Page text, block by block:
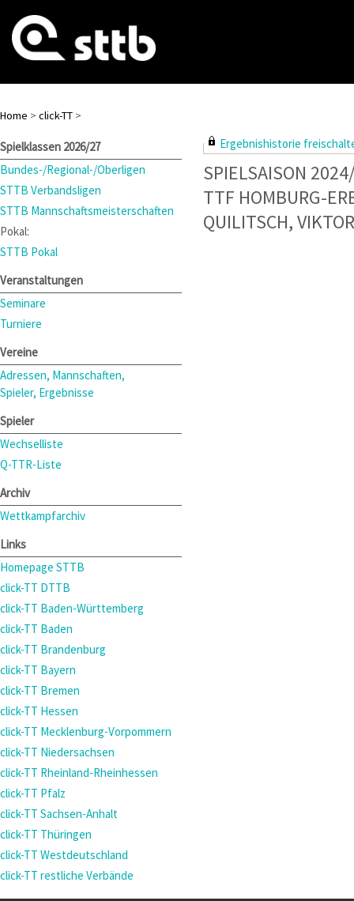
Home > click-TT >
Spielklassen 2026/27
Bundes-/Regional-/Oberligen
STTB Verbandsligen
STTB Mannschaftsmeisterschaften
Pokal:
STTB Pokal
Veranstaltungen
Seminare
Turniere
Vereine
Adressen, Mannschaften,
Spieler, Ergebnisse
Spieler
Wechselliste
Q-TTR-Liste
Archiv
Wettkampfarchiv
Links
Homepage STTB
click-TT DTTB
click-TT Baden-Württemberg
click-TT Baden
click-TT Brandenburg
click-TT Bayern
click-TT Bremen
click-TT Hessen
click-TT Mecklenburg-Vorpommern
click-TT Niedersachsen
click-TT Rheinland-Rheinhessen
click-TT Pfalz
click-TT Sachsen-Anhalt
click-TT Thüringen
click-TT Westdeutschland
click-TT restliche Verbände
Ergebnishistorie
SPIELSAISON
TTF HOMBURG-
QUILITSCH, VIKTOR